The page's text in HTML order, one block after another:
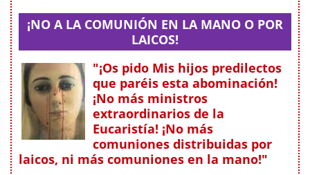
¡NO A LA COMUNIÓN EN LA MANO O POR
LAICOS!
"¡Os pido Mis hijos predilectos
que paréis esta abominación!
¡No más ministros
extraordinarios de la
Eucaristía! ¡No más
comuniones distribuidas por
laicos, ni más comuniones en la mano!"